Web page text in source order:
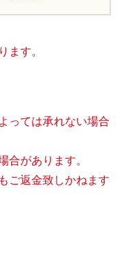
ます。
っては承れない場合
合があります。
ご返金致しかねます